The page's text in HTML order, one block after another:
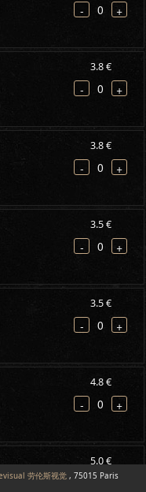
- 0 +
3.8 €
- 0 +
3.8 €
- 0 +
3.5 €
- 0 +
3.5 €
- 0 +
4.8 €
- 0 +
5.0 €
- 0 +
劳伦斯视觉, 75015 Paris